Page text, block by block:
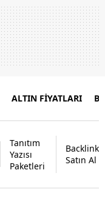
ALTIN FİYATLARI
Tanıtım
Yazısı
Paketleri
Backlink
Satın Al